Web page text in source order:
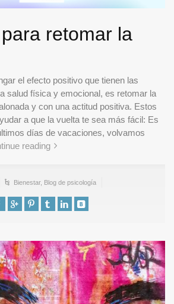
retomar la
el efecto positivo que tienen las
salud física y emocional, es retomar la
y con una actitud positiva. Estos
a que la vuelta te sea más fácil: Es
días de vacaciones, volvamos
reading
Bienestar, Blog de psicología